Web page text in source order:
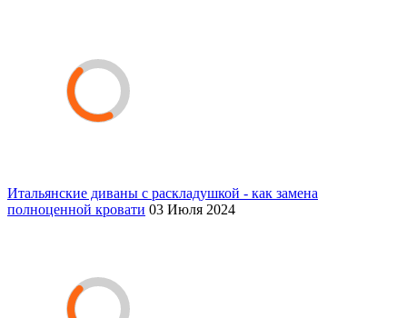
Итальянские диваны с раскладушкой - как замена
полноценной кровати 03 Июля 2024